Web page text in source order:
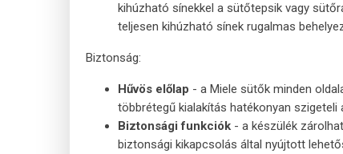
kihúzható sínekkel a sütőtepsik vagy
teljesen kihúzható sínek rugalmas
Biztonság:
Hűvös előlap - a Miele sütők minden
többrétegű kialakítás hatékonyan
Biztonsági funkciók - a készülék
biztonsági kikapcsolás által nyújtott